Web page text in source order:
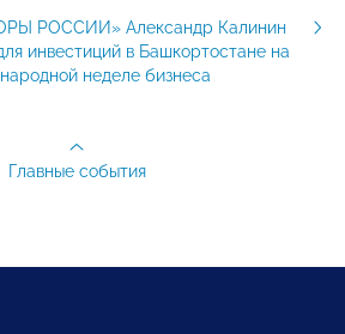
РОССИИ» Александр Калинин
инвестиций в Башкортостане на
неделе бизнеса
Главные события